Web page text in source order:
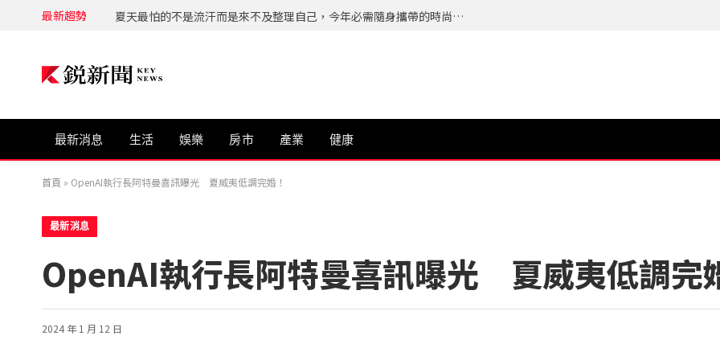
最新趨勢 夏天最怕的不是流汗而是來不及整理自己，今年必需隨身攜帶的時尚配件 TERRA 隨身植萃竹纖濕紙巾 登場
最新消息 生活 娛樂 房市 產業 健康
首頁 » OpenAI執行長阿特曼喜訊曝光 夏威夷低調完婚！
最新消息
OpenAI執行長阿特曼喜訊曝光 夏威夷低調完
2024 年 1 月 12 日